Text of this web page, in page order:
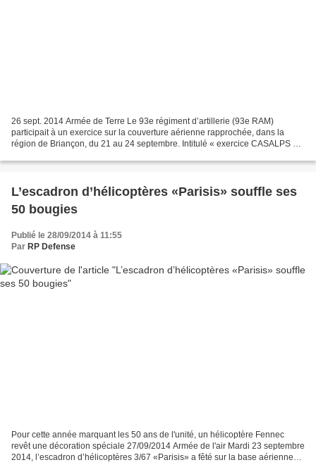
26 sept. 2014 Armée de Terre Le 93e régiment d’artillerie (93e RAM)
participait à un exercice sur la couverture aérienne rapprochée, dans la
région de Briançon, du 21 au 24 septembre. Intitulé « exercice CASALPS »,
L’escadron d’hélicoptères «Parisis» souffle ses
50 bougies
Publié le 28/09/2014 à 11:55
Par RP Defense
Pour cette année marquant les 50 ans de l'unité, un hélicoptère Fennec
revêt une décoration spéciale 27/09/2014 Armée de l'air Mardi 23 septembre
2014, l’escadron d’hélicoptères 3/67 «Parisis» a fêté sur la base aérienne